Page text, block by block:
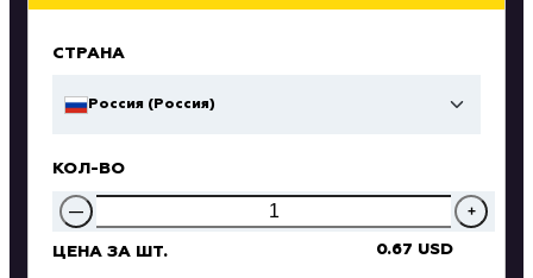
СТРАНА
Россия (Россия)
КОЛ-ВО
— +
ЦЕНА ЗА ШТ. 0.67 USD